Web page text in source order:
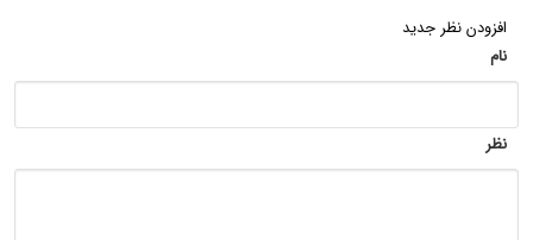
افزودن نظر جدید
نام
نظر